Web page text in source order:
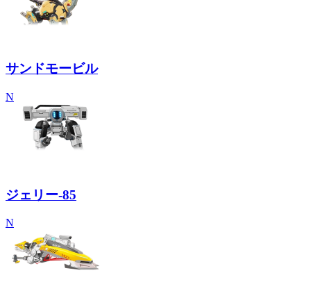
サンドモービル
N
ジェリー-85
N